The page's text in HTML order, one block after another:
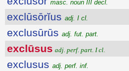
masc. noun III decl.
exclūsōrĭus adj. I cl.
exclusūrūs adj. fut. part.
exclūsus adj. perf. part. I cl.
exclusus adj. perf. inf.